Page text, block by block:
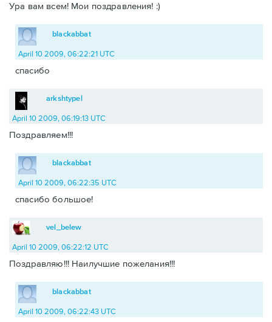
Ура вам всем! Мои поздравления! :)
blackabbat
April 10 2009, 06:22:21 UTC
спасибо
arkshtypel
April 10 2009, 06:19:13 UTC
Поздравляем!!!
blackabbat
April 10 2009, 06:22:35 UTC
спасибо большое!
vel_belew
April 10 2009, 06:22:12 UTC
Поздравляю!!! Наилучшие пожелания!!!
blackabbat
April 10 2009, 06:22:43 UTC